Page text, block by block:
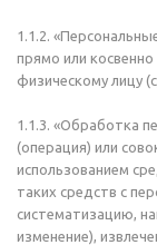
1.1.2.
прямо или
физическому лицу
1.1.3. «Обработка
(операция) или
использованием
таких средств с
систематизацию,
изменение),